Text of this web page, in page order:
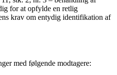
for at opfylde en retlig
krav om entydig identifikation af
med følgende modtagere: